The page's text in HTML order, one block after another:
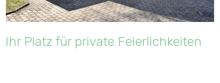
Ihr Platz für private Feierlichkeiten